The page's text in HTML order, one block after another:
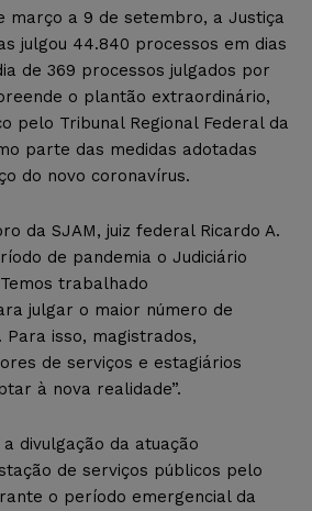
março a 9 de setembro, a Justiça
julgou 44.840 processos em dias
de 369 processos julgados por
o plantão extraordinário,
pelo Tribunal Regional Federal da
parte das medidas adotadas
do novo coronavírus.
da SJAM, juiz federal Ricardo A.
de pandemia o Judiciário
trabalhado
julgar o maior número de
isso, magistrados,
de serviços e estagiários
à nova realidade”.
divulgação da atuação
de serviços públicos pelo
o período emergencial da